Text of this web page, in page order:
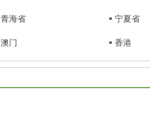
青海省 宁夏省
澳门 香港